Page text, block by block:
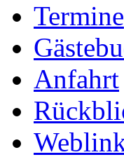
Termine
Anfahrt